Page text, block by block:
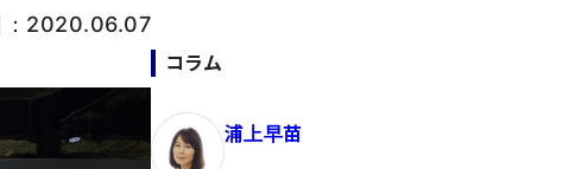
2020.06.07
コラム
浦上早苗